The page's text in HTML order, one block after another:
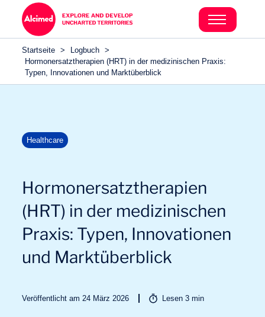
Search in content
Search in content
Startseite > Logbuch >
Hormonersatztherapien (HRT) in der medizinischen Praxis:
Typen, Innovationen und Marktüberblick
Healthcare
Hormonersatztherapien
(HRT) in der medizinischen
Praxis: Typen, Innovationen
und Marktüberblick
Veröffentlicht am 24 März 2026 Lesen3 min